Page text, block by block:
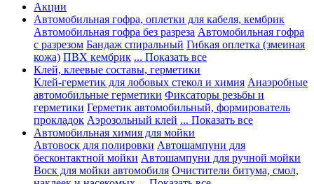
Акции
Автомобильная гофра, оплетки для кабеля, кембрик
Автомобильная гофра без разреза Автомобильная гофра
с разрезом Бандаж спиральный Гибкая оплетка (змеиная
кожа) ПВХ кембрик ... Показать все
Клей, клеевые составы, герметики
Клей-герметик для лобовых стекол и химия Анаэробные
автомобильные герметики Фиксаторы резьбы и
герметики Герметик автомобильный, формирователь
прокладок Аэрозольный клей ... Показать все
Автомобильная химия для мойки
Автовоск для полировки Автошампуни для
бесконтактной мойки Автошампуни для ручной мойки
Воск для мойки автомобиля Очистители битума, смол,